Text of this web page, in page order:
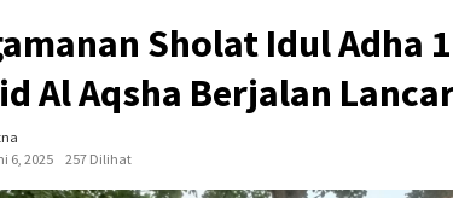
Sholat Idul Adha
Al Aqsha Berjalan
6, 2025
257 Dilihat